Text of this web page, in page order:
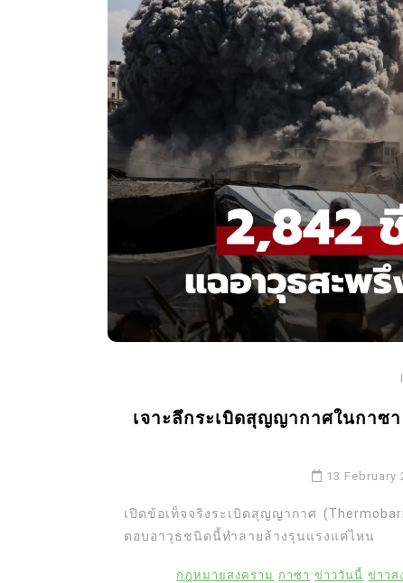
เจาะลึกระเบิดสุญญากาศในกาซ
13 February
เปิดข้อเท็จจริงระเบิดสุญญากาศ
ตอบอาวุธชนิดนี้ทำลายล้างรุนแรงแค่ไหน
กฎหมายสงคราม กาซา ข่าววันนี้ ข่าวส